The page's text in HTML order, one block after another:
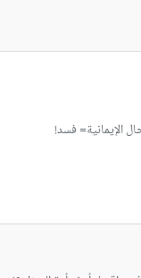
الإيمانية= فسد!